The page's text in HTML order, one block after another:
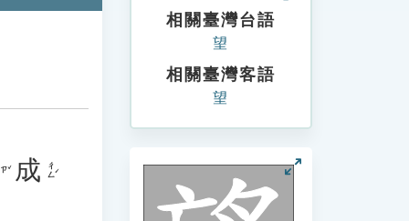
ㄗˇ 成 ㄔㄥˊ
相關臺灣台語
望
相關臺灣客語
望